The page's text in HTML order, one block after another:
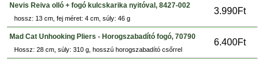
Nevis Reiva olló + fogó kulcskarika nyitóval, 8427-002
3.990Ft
hossz: 13 cm, fej méret: 4 cm, súly: 46 g
Mad Cat Unhooking Pliers - Horogszabadító fogó, 70790
6.400Ft
Hossz: 28 cm, súly: 310 g, hosszú horogszabadító csőrrel